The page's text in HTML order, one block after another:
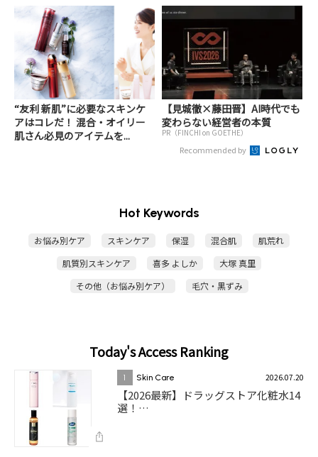
“友利 新肌”に必要なスキンケ
アはコレだ！ 混合・オイリー
肌さん必見のアイテムを...
【見城徹×藤田晋】AI時代でも
変わらない経営者の本質
PR（FINCHI on GOETHE）
Recommended by
Hot Keywords
お悩み別ケア スキンケア 保湿 混合肌
肌荒れ
肌質別スキンケア
喜多 よしか
大塚 真里
その他（お悩み別ケア）
毛穴・黒ずみ
Today's Access Ranking
1 Skin Care 2026.07.20
【2026最新】ドラッグストア化粧水14
選！…